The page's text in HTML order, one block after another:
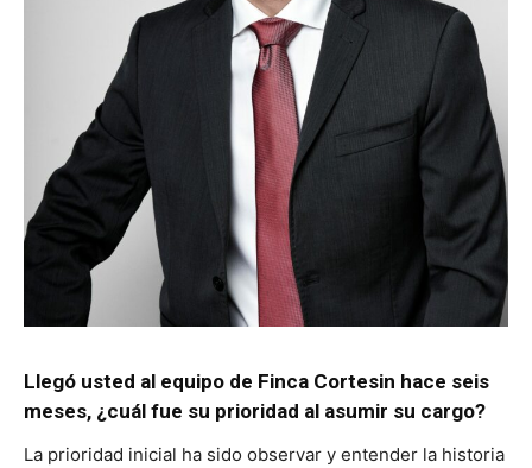
Llegó usted al equipo de Finca Cortesin hace seis
meses, ¿cuál fue su prioridad al asumir su cargo?
La prioridad inicial ha sido observar y entender la historia